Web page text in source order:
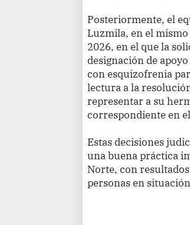
Posteriormente, el
Luzmila, en el
2026, en el que la
designación de
con esquizofrenia
lectura a la
representar a su
correspondiente en
Estas decisiones
una buena práctica
Norte, con
personas en